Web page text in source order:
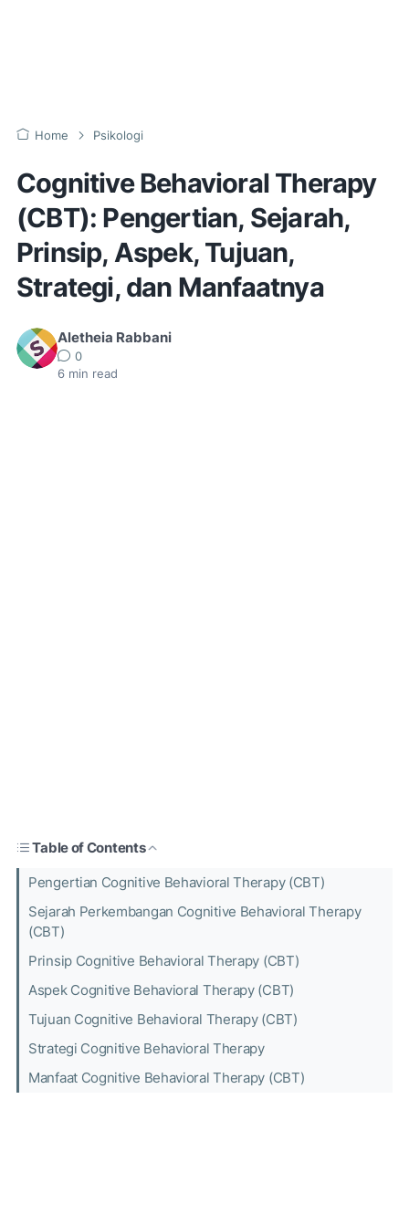
Home Psikologi
Cognitive Behavioral Therapy
(CBT): Pengertian, Sejarah,
Prinsip, Aspek, Tujuan,
Strategi, dan Manfaatnya
Aletheia Rabbani
0
6 min read
Table of Contents
Pengertian Cognitive Behavioral Therapy (CBT)
Sejarah Perkembangan Cognitive Behavioral Therapy
(CBT)
Prinsip Cognitive Behavioral Therapy (CBT)
Aspek Cognitive Behavioral Therapy (CBT)
Tujuan Cognitive Behavioral Therapy (CBT)
Strategi Cognitive Behavioral Therapy
Manfaat Cognitive Behavioral Therapy (CBT)